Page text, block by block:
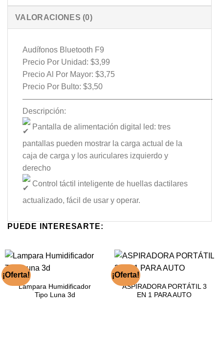
VALORACIONES (0)
Audífonos Bluetooth F9
Precio Por Unidad: $3,99
Precio Al Por Mayor: $3,75
Precio Por Bulto: $3,50
————————————————————————-
Descripción:
Pantalla de alimentación digital led: tres
pantallas pueden mostrar la carga actual de la
caja de carga y los auriculares izquierdo y
derecho
Control táctil inteligente de huellas dactilares
actualizado, fácil de usar y operar.
PUEDE INTERESARTE:
¡Oferta!
Lampara Humidificador
Tipo Luna 3d
¡Oferta!
ASPIRADORA PORTÁTIL 3
EN 1 PARA AUTO